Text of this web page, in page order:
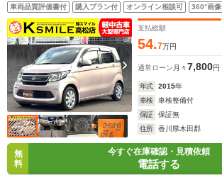
オートライト/オートエアコン/アイドリング
アマット
車両品質評価書付 購入プラン付 オンライン相談可 360°画
支払総額
54.7万円
通常ローン 月々7,800円
年式 2015年
車検
車検整備付
保証
保証無
住所
香川県木田郡
無
料
今すぐ在庫確認・見積依頼
電話する